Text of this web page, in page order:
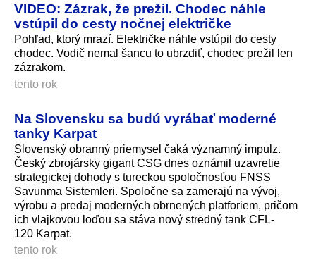
VIDEO: Zázrak, že prežil. Chodec náhle
vstúpil do cesty nočnej električke
Pohľad, ktorý mrazí. Električke náhle vstúpil do cesty
chodec. Vodič nemal šancu to ubrzdiť, chodec prežil len
zázrakom.
tento rok
Na Slovensku sa budú vyrábať moderné
tanky Karpat
Slovenský obranný priemysel čaká významný impulz.
Český zbrojársky gigant CSG dnes oznámil uzavretie
strategickej dohody s tureckou spoločnosťou FNSS
Savunma Sistemleri. Spoločne sa zamerajú na vývoj,
výrobu a predaj moderných obrnených platforiem, pričom
ich vlajkovou loďou sa stáva nový stredný tank CFL-
120 Karpat.
tento rok